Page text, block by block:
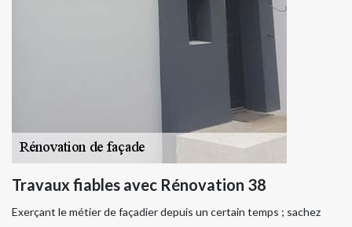
Travaux fiables avec Rénovation 38
Exerçant le métier de façadier depuis un certain temps ; sachez